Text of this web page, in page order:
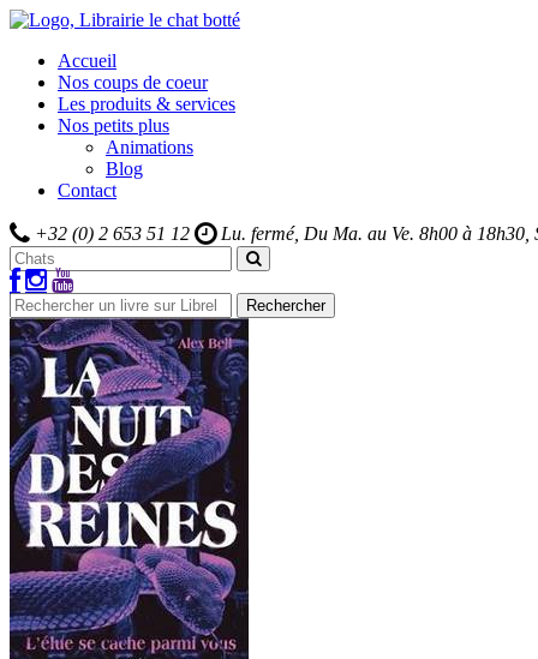
Accueil
Nos coups de coeur
Les produits & services
Nos petits plus
Animations
Blog
Contact
+32 (0) 2 653 51 12 Lu. fermé, Du Ma. au Ve. 8h00 à 18h30,
Rechercher